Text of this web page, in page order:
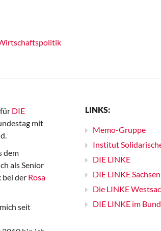
DIE
mit
dem
als Senior
der Rosa
seit
LINKS:
Memo-Gruppe
Institut
DIE LINKE
DIE LINKE Sachsen
Die LINKE
DIE LINKE im